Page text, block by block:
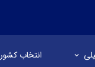
انتخاب کشور